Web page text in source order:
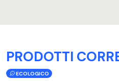
PRODOTTI
ECOLOGICO